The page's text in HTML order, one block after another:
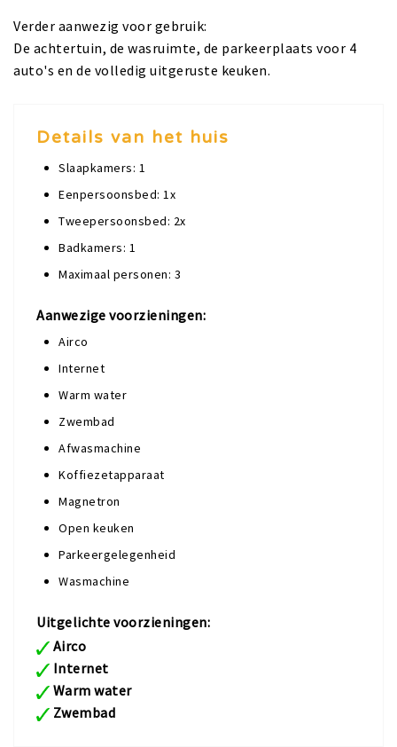
Verder aanwezig voor gebruik:
De achtertuin, de wasruimte, de parkeerplaats voor 4
auto's en de volledig uitgeruste keuken.
Details van het huis
Slaapkamers: 1
Eenpersoonsbed: 1x
Tweepersoonsbed: 2x
Badkamers: 1
Maximaal personen: 3
Aanwezige voorzieningen:
Airco
Internet
Warm water
Zwembad
Afwasmachine
Koffiezetapparaat
Magnetron
Open keuken
Parkeergelegenheid
Wasmachine
Uitgelichte voorzieningen:
Airco
Internet
Warm water
Zwembad